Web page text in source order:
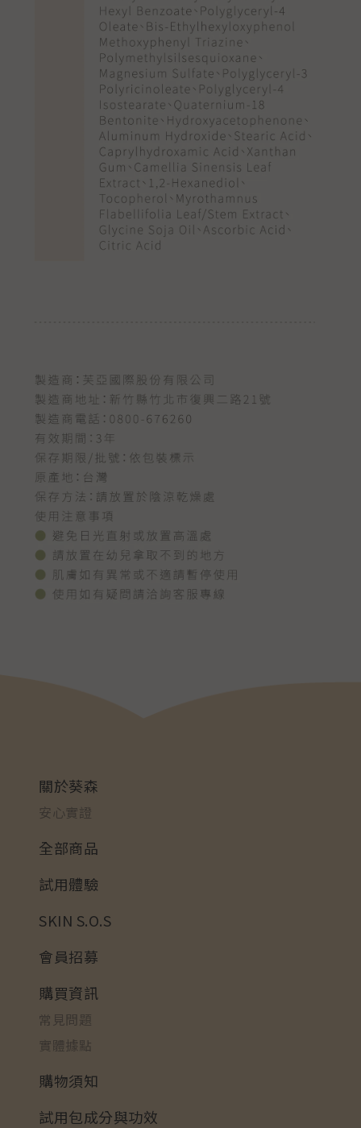
關於葵森
安心實證
全部商品
試用體驗
SKIN S.O.S
會員招募
購買資訊
常見問題
實體據點
購物須知
試用包成分與功效